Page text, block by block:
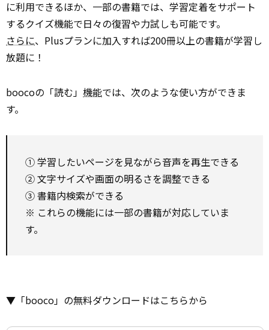
に利用できるほか、一部の書籍では、学習定着をサポート
するクイズ機能で日々の復習や力試しも可能です。
さらに、Plusプランに加入すれば200冊以上の書籍が学習し
放題に！
boocoの「読む」 機能では、次のような使い方ができま
す。
① 学習したいページを見ながら音声を再生できる
② 文字サイズや画面の明るさを調整できる
③ 書籍内検索ができる
※ これらの機能には一部の書籍が対応していま
す。
▼「booco」の無料ダウンロードはこちらから